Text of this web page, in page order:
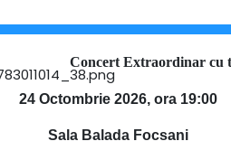
Concert Extraordinar cu
24 Octombrie 2026, ora 19:00
Sala Balada Focsani